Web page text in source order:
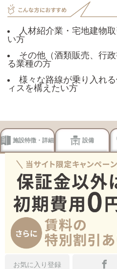
人材紹介業・宅地建物
い方
その他（酒類販売、行
る業種の方
様々な路線が乗り入れ
ィスを構えたい方
施設特徴・詳細 設備
お気に入り登録